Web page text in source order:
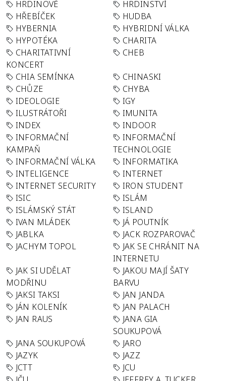
HRDINOVÉ
HRDINSTVÍ
HŘEBÍČEK
HUDBA
HYBERNIA
HYBRIDNÍ VÁLKA
HYPOTÉKA
CHARITA
CHARITATIVNÍ
KONCERT
CHEB
CHIA SEMÍNKA
CHINASKI
CHŮZE
CHYBA
IDEOLOGIE
IGY
ILUSTRÁTOŘI
IMUNITA
INDEX
INDOOR
INFORMAČNÍ
KAMPAŇ
INFORMAČNÍ
TECHNOLOGIE
INFORMAČNÍ VÁLKA
INFORMATIKA
INTELIGENCE
INTERNET
INTERNET SECURITY
IRON STUDENT
ISIC
ISLÁM
ISLÁMSKÝ STÁT
ISLAND
IVAN MLÁDEK
JÁ POUTNÍK
JABLKA
JACK ROZPAROVAČ
JACHYM TOPOL
JAK SE CHRÁNIT NA
INTERNETU
JAK SI UDĚLAT
MODŘINU
JAKOU MAJÍ ŠATY
BARVU
JAKSI TAKSI
JAN JANDA
JÁN KOLENÍK
JAN PALACH
JAN RAUS
JANA GIA
SOUKUPOVÁ
JANA SOUKUPOVÁ
JARO
JAZYK
JAZZ
JCTT
JCU